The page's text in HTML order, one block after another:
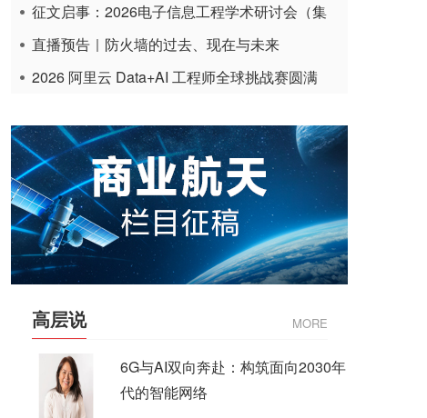
征文启事：2026电子信息工程学术研讨会（集
成电路应用杂志）
直播预告｜防火墙的过去、现在与未来
2026 阿里云 Data+AI 工程师全球挑战赛圆满
高层说 MORE
6G与AI双向奔赴：构筑面向2030年
代的智能网络